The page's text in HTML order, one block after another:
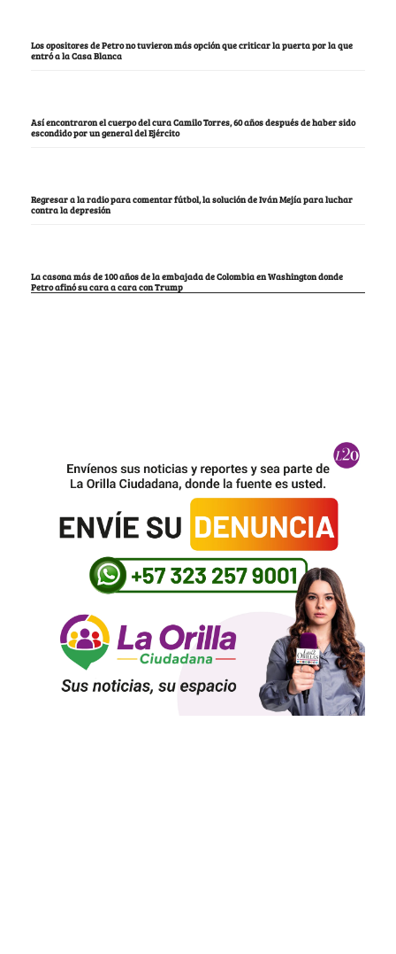
Los opositores de Petro no tuvieron más opción que criticar la puerta por la que
entró a la Casa Blanca
Así encontraron el cuerpo del cura Camilo Torres, 60 años después de haber sido
escondido por un general del Ejército
Regresar a la radio para comentar fútbol, la solución de Iván Mejía para luchar
contra la depresión
La casona más de 100 años de la embajada de Colombia en Washington donde
Petro afinó su cara a cara con Trump